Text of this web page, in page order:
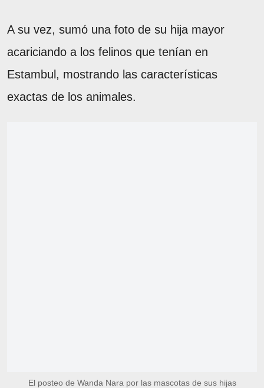
A su vez, sumó una foto de su hija mayor
acariciando a los felinos que tenían en
Estambul, mostrando las características
exactas de los animales.
El posteo de Wanda Nara por las mascotas de sus hijas